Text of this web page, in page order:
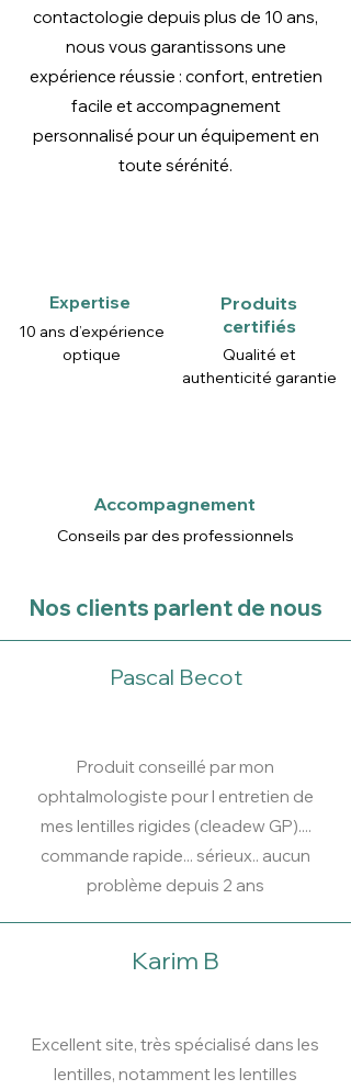
contactologie depuis plus de 10 ans,
nous vous garantissons une
expérience réussie : confort, entretien
facile et accompagnement
personnalisé pour un équipement en
toute sérénité.
Expertise
10 ans d’expérience
optique
Produits
certifiés
Qualité et
authenticité garantie
Accompagnement
Conseils par des professionnels
Nos clients parlent de nous
Pascal Becot
Produit conseillé par mon
ophtalmologiste pour l entretien de
mes lentilles rigides (cleadew GP)....
commande rapide... sérieux.. aucun
problème depuis 2 ans
Karim B
Excellent site, très spécialisé dans les
lentilles, notamment les lentilles